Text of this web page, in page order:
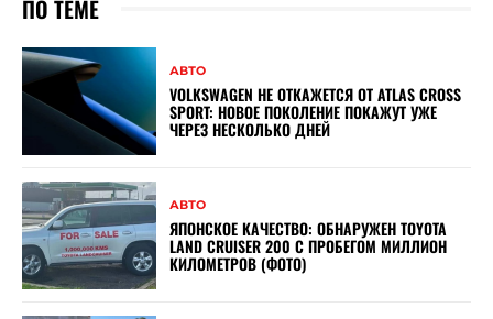
ПО ТЕМЕ
АВТО
VOLKSWAGEN НЕ ОТКАЖЕТСЯ ОТ ATLAS CROSS
SPORT: НОВОЕ ПОКОЛЕНИЕ ПОКАЖУТ УЖЕ
ЧЕРЕЗ НЕСКОЛЬКО ДНЕЙ
АВТО
ЯПОНСКОЕ КАЧЕСТВО: ОБНАРУЖЕН TOYOTA
LAND CRUISER 200 С ПРОБЕГОМ МИЛЛИОН
КИЛОМЕТРОВ (ФОТО)